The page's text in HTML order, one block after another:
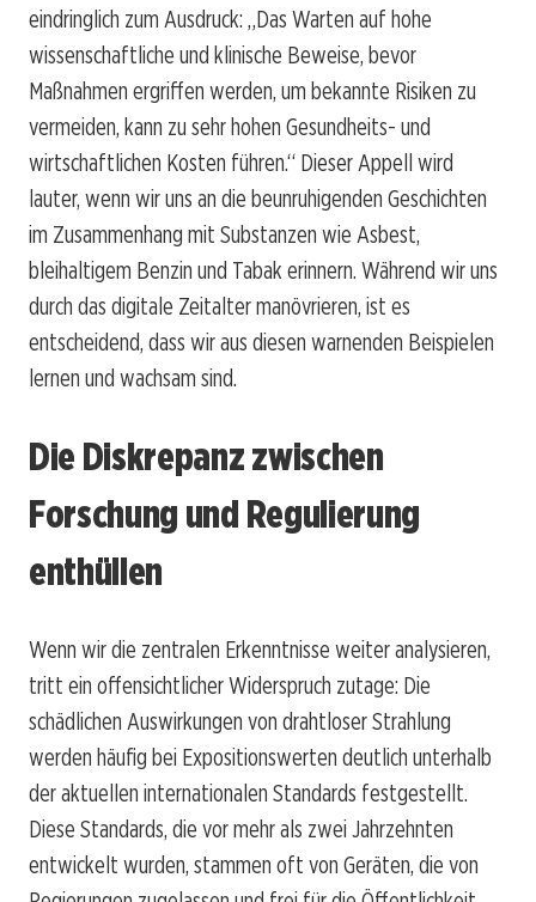
eindringlich zum Ausdruck: „Das Warten auf hohe
wissenschaftliche und klinische Beweise, bevor
Maßnahmen ergriffen werden, um bekannte Risiken zu
vermeiden, kann zu sehr hohen Gesundheits- und
wirtschaftlichen Kosten führen.“ Dieser Appell wird
lauter, wenn wir uns an die beunruhigenden Geschichten
im Zusammenhang mit Substanzen wie Asbest,
bleihaltigem Benzin und Tabak erinnern. Während wir uns
durch das digitale Zeitalter manövrieren, ist es
entscheidend, dass wir aus diesen warnenden Beispielen
lernen und wachsam sind.
Die Diskrepanz zwischen
Forschung und Regulierung
enthüllen
Wenn wir die zentralen Erkenntnisse weiter analysieren,
tritt ein offensichtlicher Widerspruch zutage: Die
schädlichen Auswirkungen von drahtloser Strahlung
werden häufig bei Expositionswerten deutlich unterhalb
der aktuellen internationalen Standards festgestellt.
Diese Standards, die vor mehr als zwei Jahrzehnten
entwickelt wurden, stammen oft von Geräten, die von